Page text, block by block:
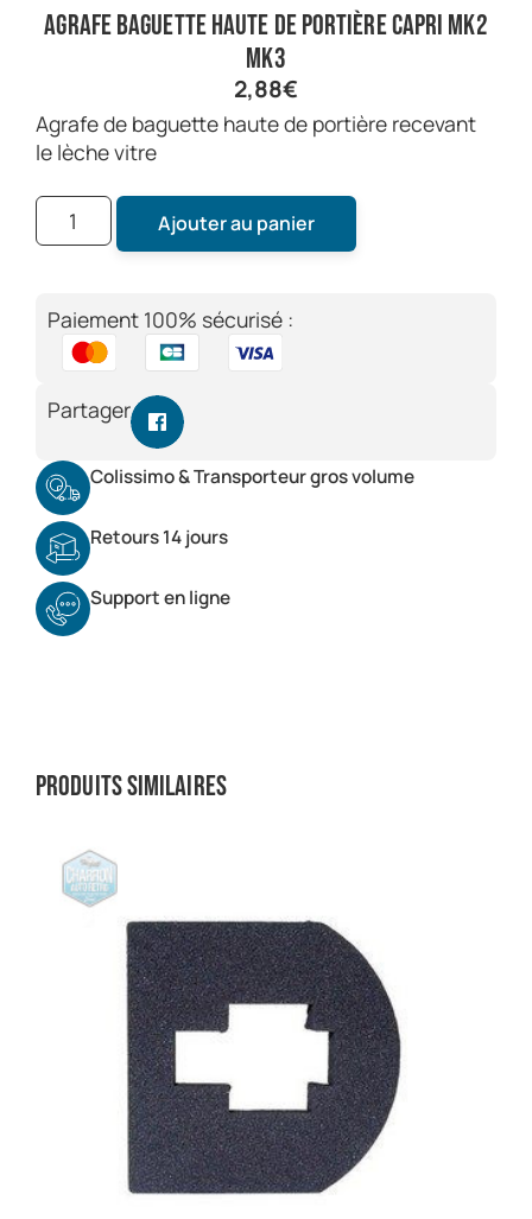
agrafe baguette haute de portière capri mk2
mk3
2,88€
agrafe de baguette haute de portière recevant
le lèche vitre
Ajouter au panier
Paiement 100% sécurisé :
Partager
Colissimo & Transporteur gros volume
Retours 14 jours
Support en ligne
Produits similaires